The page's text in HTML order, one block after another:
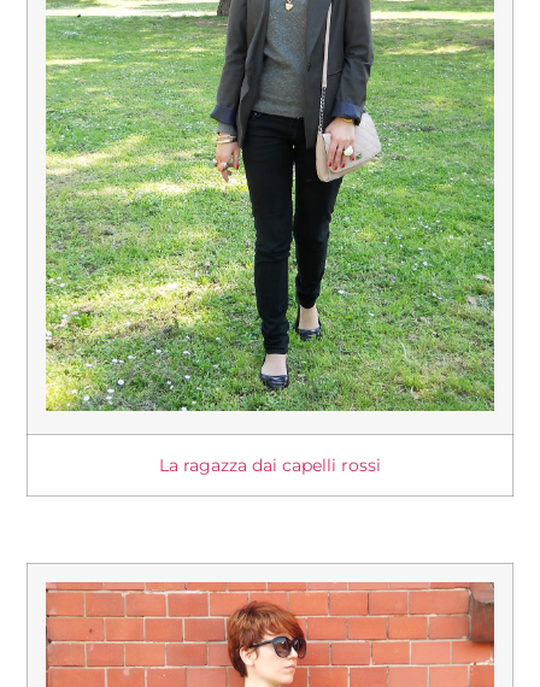
La ragazza dai capelli rossi